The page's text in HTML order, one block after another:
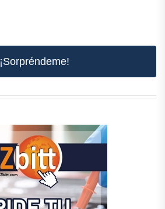
¡Sorpréndeme!